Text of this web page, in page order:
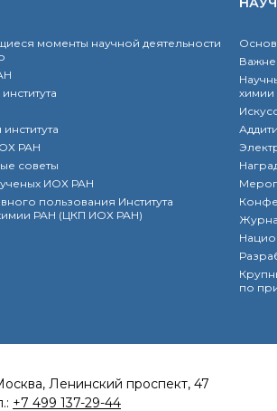
моменты научной деятельности
РАН
советы
ИОХ РАН
пользования Института
РАН (ЦКП ИОХ РАН)
химии
по
Ленинский проспект, 47
+7 499 137-29-44